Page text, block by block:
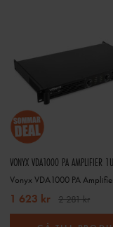
VONYX VDA1000 PA AMPLIFIER
1 623 kr 2 281 kr